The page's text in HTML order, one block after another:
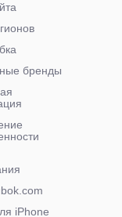
бренды
iPhone